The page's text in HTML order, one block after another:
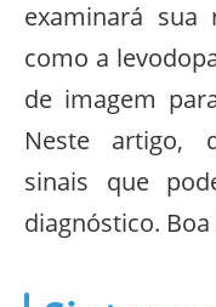
examinará sua
como a
de imagem
Neste artigo,
sinais que
diagnóstico.